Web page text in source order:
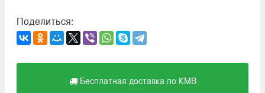
Поделиться:
Бесплатная доставка по КМВ